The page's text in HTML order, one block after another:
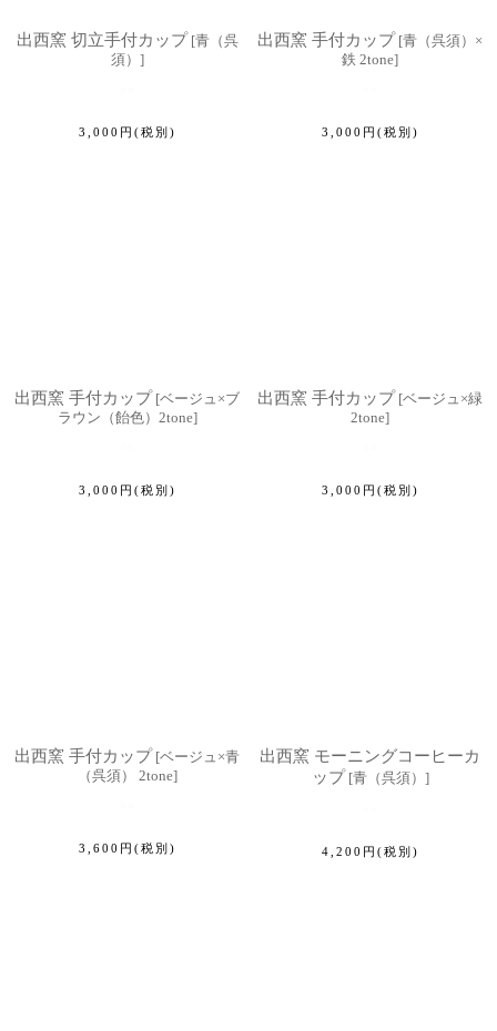
出西窯 切立手付カップ [青（呉
須） ]
3,000 円 (税別)
出西窯 手付カップ [青（呉須）×
鉄 2tone]
3,000 円 (税別)
出西窯 手付カップ [ベージュ×ブ
ラウン（飴色）2tone]
3,000 円 (税別)
出西窯 手付カップ [ベージュ×緑
2tone]
3,000 円 (税別)
出西窯 手付カップ [ベージュ×青
（呉須） 2tone]
3,600 円 (税別)
出西窯 モーニングコーヒーカ
ップ [青（呉須） ]
4,200 円 (税別)